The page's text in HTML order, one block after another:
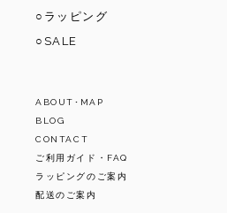
○ラッピング
○SALE
ABOUT･MAP
BLOG
CONTACT
ご利用ガイド・FAQ
ラッピングのご案内
配送のご案内